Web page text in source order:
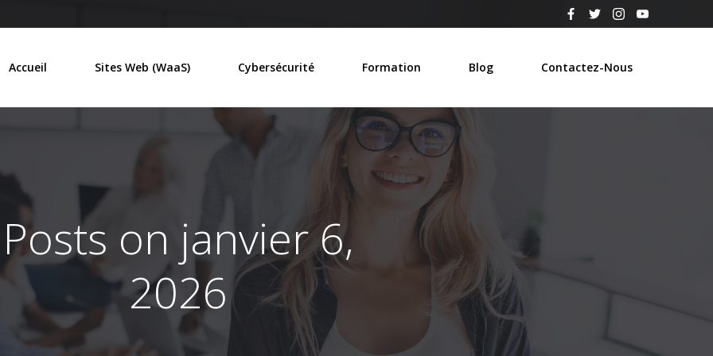
Accueil Sites Web (WaaS) Cybersécurité Formation Blog Contactez-Nous
Posts on janvier 6,
2026